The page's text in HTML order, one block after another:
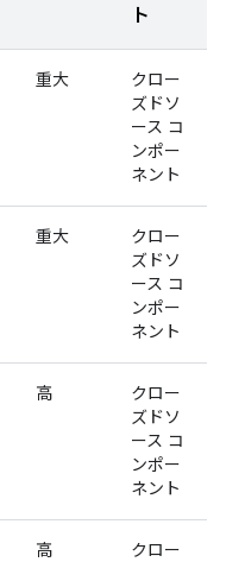
ト
重大
クロー
ズドソ
ース コ
ンポー
ネント
重大
クロー
ズドソ
ース コ
ンポー
ネント
高
クロー
ズドソ
ース コ
ンポー
ネント
高
クロー